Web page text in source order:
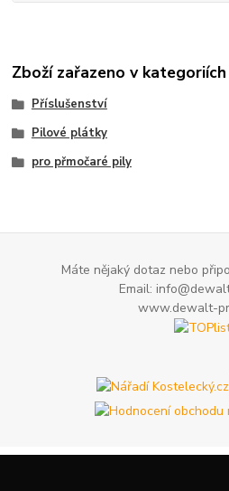
Zboží zařazeno v kategoriích
Příslušenství
Pilové plátky
pro přmočaré pily
Máte nějaký dotaz nebo
Email:
www.dewalt-